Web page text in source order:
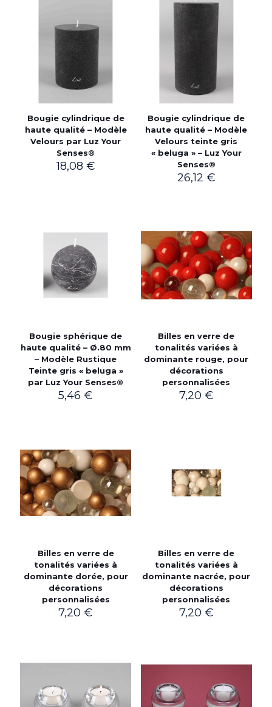
Bougie cylindrique de
haute qualité – Modèle
Velours par Luz Your
Senses®
18,08 €
Bougie cylindrique de
haute qualité – Modèle
Velours teinte gris
« beluga » – Luz Your
Senses®
26,12 €
Bougie sphérique de
haute qualité – Ø.80 mm
– Modèle Rustique
Teinte gris « beluga »
par Luz Your Senses®
5,46€
Billes en verre de
tonalités variées à
dominante rouge, pour
décorations
personnalisées
7,20 €
Billes en verre de
tonalités variées à
dominante dorée, pour
décorations
personnalisées
7,20€
Billes en verre de
tonalités variées à
dominante nacrée, pour
décorations
personnalisées
7,20 €